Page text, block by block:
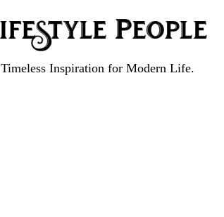
Timeless Inspiration for Modern Life.